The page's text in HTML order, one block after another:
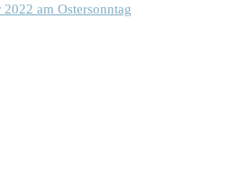
2022 am Ostersonntag